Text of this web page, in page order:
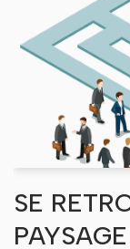
SE